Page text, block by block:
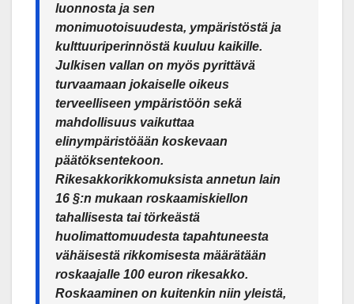
luonnosta ja sen
monimuotoisuudesta, ympäristöstä ja
kulttuuriperinnöstä kuuluu kaikille.
Julkisen vallan on myös pyrittävä
turvaamaan jokaiselle oikeus
terveelliseen ympäristöön sekä
mahdollisuus vaikuttaa
elinympäristöään koskevaan
päätöksentekoon.
Rikesakkorikkomuksista annetun lain
16 §:n mukaan roskaamiskiellon
tahallisesta tai törkeästä
huolimattomuudesta tapahtuneesta
vähäisestä rikkomisesta määrätään
roskaajalle 100 euron rikesakko.
Roskaaminen on kuitenkin niin yleistä,